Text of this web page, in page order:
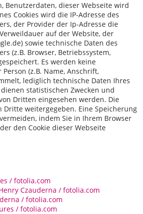
Benutzerdaten, dieser Webseite wird
Cookies wird die IP-Adresse des
der Provider der Ip-Adresse die
auf der Website, der
sowie technische Daten des
(z.B. Browser, Betriebssystem,
Es werden keine
(z.B. Name, Anschrift,
lediglich technische Daten Ihres
statistischen Zwecken und
Dritten eingesehen werden. Die
Dritte weitergegeben. Eine Speicherung
indem Sie in Ihrem Browser
den Cookie dieser Webseite
/ fotolia.com
Czauderna / fotolia.com
/ fotolia.com
/ fotolia.com